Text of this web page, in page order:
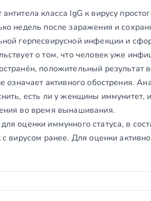
класса IgG к вирусу
недель после заражения и
герпесвирусной инфекции и
о том, что человек уже
положительный результат
означает активного обострения.
есть ли у женщины иммунитет,
во время вынашивания.
оценки иммунного статуса, в
с вирусом ранее. Для оценки